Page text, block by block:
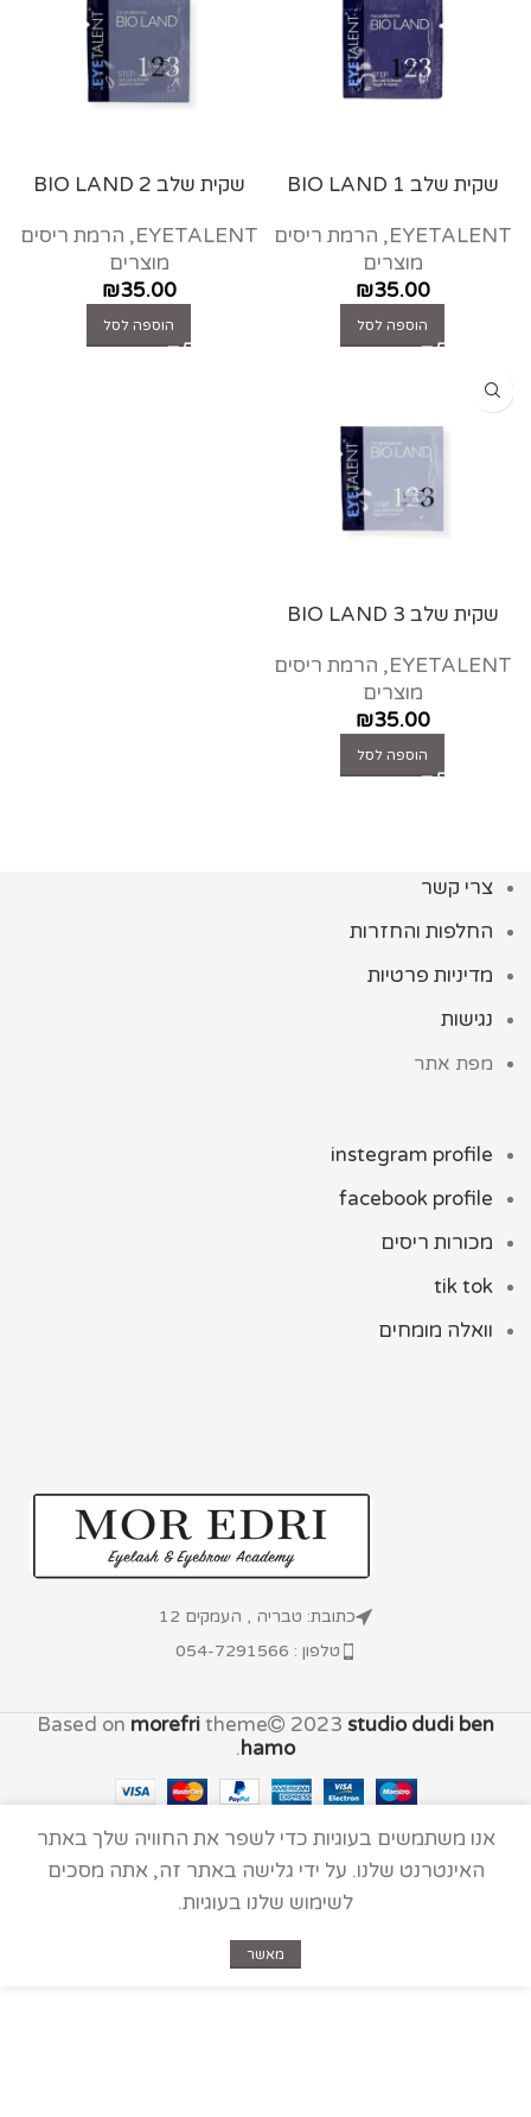
שקית שלב 1 BIO LAND
EYETALENT
, הרמת ריסים
מוצרים
₪35.00
הוספה לסל
שקית שלב 2 BIO LAND
EYETALENT
, הרמת ריסים
מוצרים
₪35.00
הוספה לסל
שקית שלב 3 BIO LAND
EYETALENT
, הרמת ריסים
מוצרים
₪35.00
הוספה לסל
צרי קשר
החלפות והחזרות
מדיניות פרטיות
נגישות
מפת אתר
instegram profile
facebook profile
מכורות ריסים
tik tok
וואלה מומחים
כתובת: טבריה , העמקים 12
טלפון : 054-7291566
Based on morefritheme 2023 studio dudi ben
hamo
.
אנו משתמשים בעוגיות כדי לשפר את החוויה שלך באתר
האינטרנט שלנו. על ידי גלישה באתר זה, אתה מסכים
לשימוש שלנו בעוגיות.
מאשר